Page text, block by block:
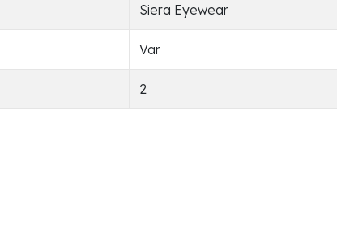
Siera Eyewear
Var
2